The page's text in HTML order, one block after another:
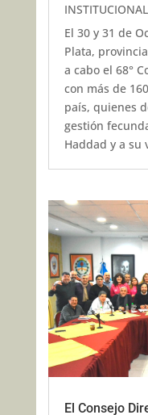
INSTITUCIONAL
El 30 y 31 de
Plata,
a cabo el 68°
con más de
país, quienes
gestión
Haddad y a su
El Consejo